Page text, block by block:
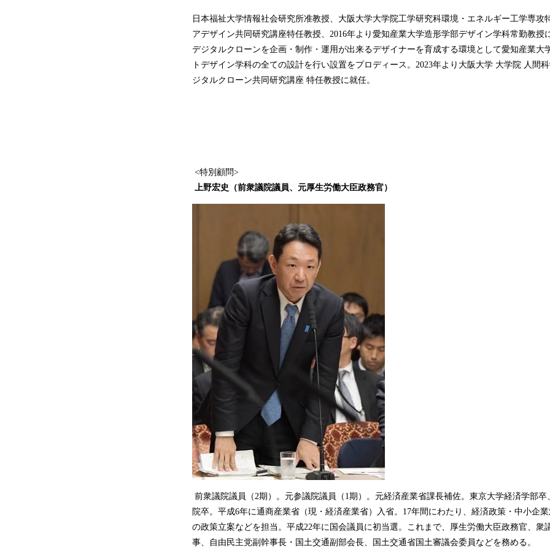
日本福祉大学情報社会研究所准教授、大阪大学大学院工学研究科環境・エネルギー工学専攻
アデザイン共同研究講座特任教授、2016年より愛知産業大学造形学部デザイン学科常勤教授
デジタルクローンを企画・制作・運用が出来るデザイナーを育成する環境として愛知産業大
トデザイン学科の全ての設計を行い設置をプロディース。2023年より大阪大学 大学院 人間
ジタルクローン共同研究講座 特任教授に就任。
<特別顧問>
上野宏史（前衆議院議員、元厚生労働大臣政務官）
前衆議院議員（2期）。元参議院議員（1期）。元経済産業省課長補佐。東京大学経済学部
院卒。平成6年に通商産業省（現・経済産業省）入省。17年間にわたり、経済政策・中小企
の政策立案などを担当。平成22年に国会議員に初当選。これまで、厚生労働大臣政務官、衆
事、自由民主党副幹事長・国土交通副部会長、国土交通省国土審議会委員などを務める。